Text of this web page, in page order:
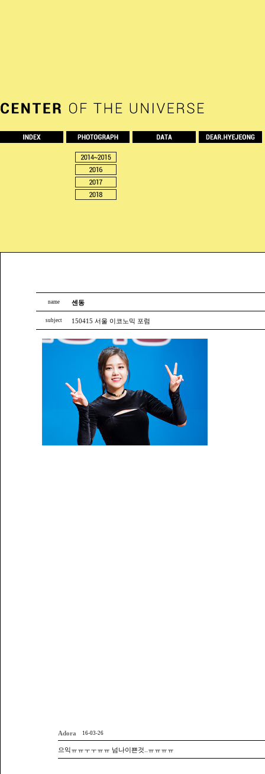
name 센동
subject 150415 서울 이코노믹 포럼
Adora 16-03-26
으익ㅠㅠㅜㅜㅠㅠ 넘나이쁜것..ㅠㅠㅠㅠ